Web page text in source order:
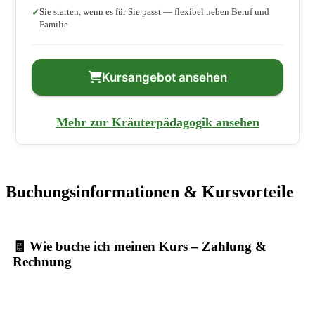
Sie starten, wenn es für Sie passt — flexibel neben Beruf und
Familie
Kursangebot ansehen
Mehr zur Kräuterpädagogik ansehen
Buchungsinformationen & Kursvorteile
🧾 Wie buche ich meinen Kurs – Zahlung &
Rechnung